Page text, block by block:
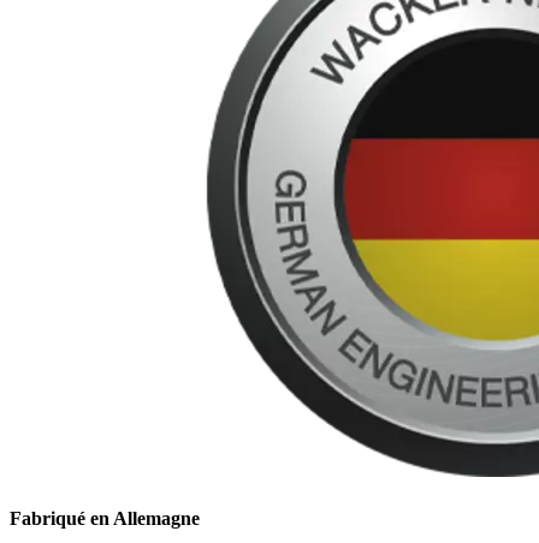
Fabriqué en Allemagne